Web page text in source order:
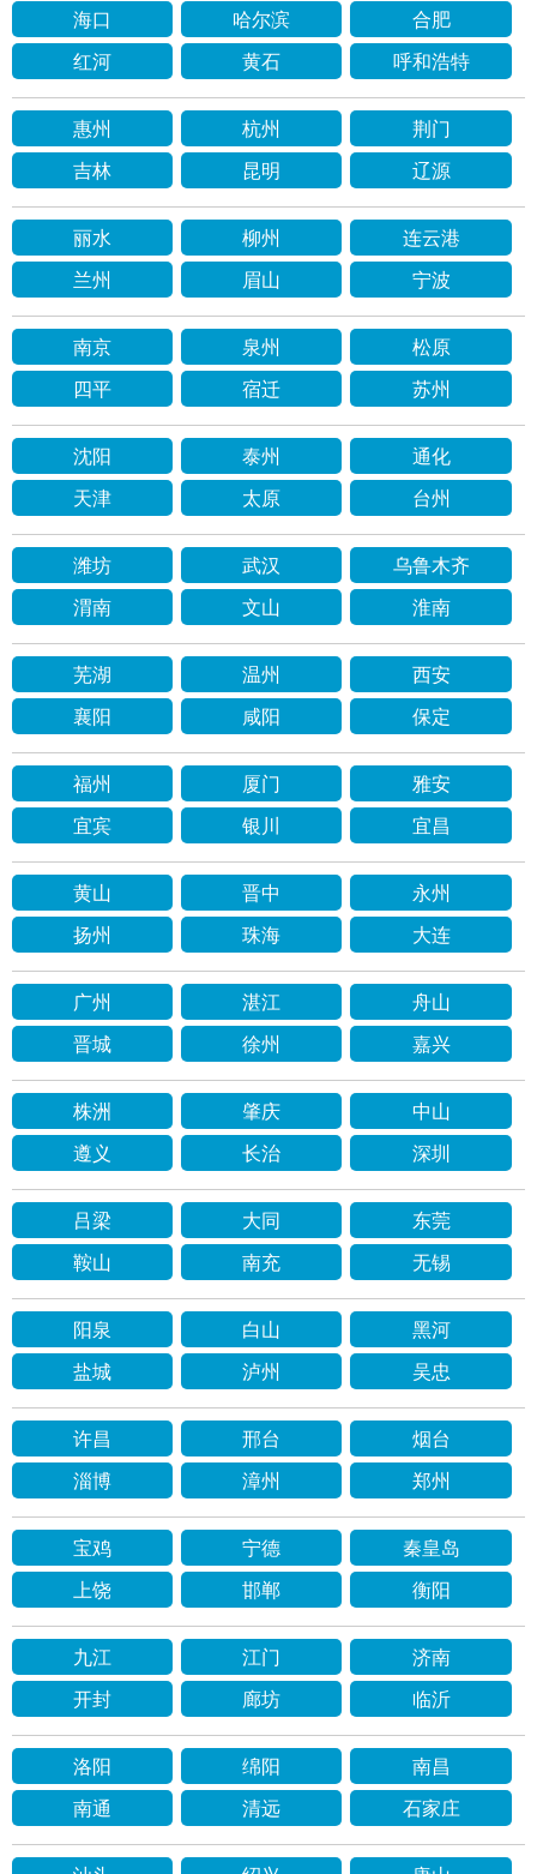
海口 哈尔滨
合肥
红河
黄石 呼和浩特
惠州 杭州
荆门
吉林
昆明 辽源
丽水 柳州
连云港
兰州
眉山 宁波
南京 泉州
松原
四平
宿迁 苏州
沈阳 泰州
通化
天津
太原 台州
潍坊 武汉
乌鲁木齐
渭南
文山 淮南
芜湖 温州
西安
襄阳
咸阳 保定
福州 厦门
雅安
宜宾
银川 宜昌
黄山 晋中
永州
扬州
珠海 大连
广州 湛江
舟山
晋城
徐州 嘉兴
株洲 肇庆
中山
遵义
长治 深圳
吕梁 大同
东莞
鞍山
南充 无锡
阳泉 白山
黑河
盐城
泸州 吴忠
许昌 邢台
烟台
淄博
漳州 郑州
宝鸡 宁德
秦皇岛
上饶
邯郸 衡阳
九江 江门
济南
开封
廊坊 临沂
洛阳 绵阳
南昌
南通
清远 石家庄